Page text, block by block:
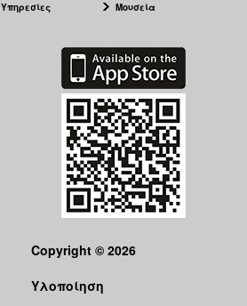
Υπηρεσίες
Μουσεία
Copyright © 2026
Υλοποίηση